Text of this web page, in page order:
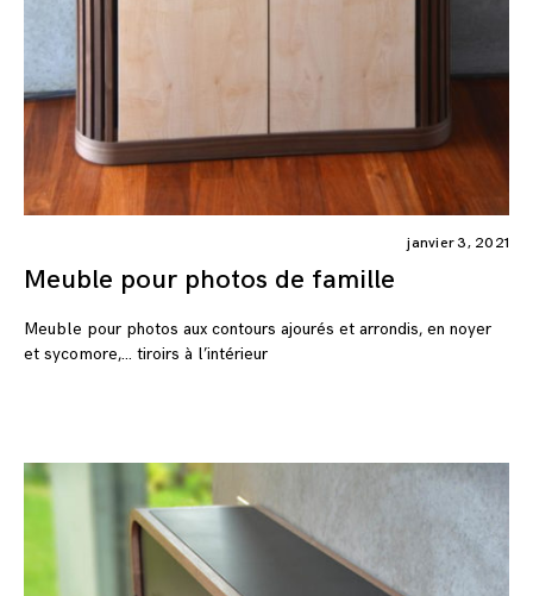
janvier 3, 2021
Meuble pour photos de famille
Meuble pour photos aux contours ajourés et arrondis, en noyer
et sycomore,… tiroirs à l’intérieur